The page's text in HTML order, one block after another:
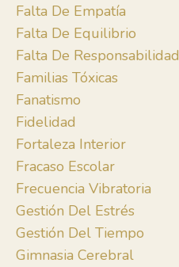
Falta De Empatía
Falta De Equilibrio
Falta De Responsabilidad
Familias Tóxicas
Fanatismo
Fidelidad
Fortaleza Interior
Fracaso Escolar
Frecuencia Vibratoria
Gestión Del Estrés
Gestión Del Tiempo
Gimnasia Cerebral